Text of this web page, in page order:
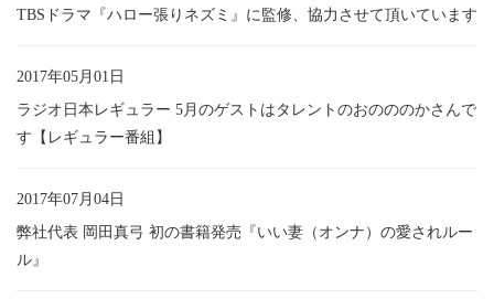
TBSドラマ『ハロー張りネズミ』に監修、協力させて頂いています
2017年05月01日
ラジオ日本レギュラー 5月のゲストはタレントのおのののかさんで
す【レギュラー番組】
2017年07月04日
弊社代表 岡田真弓 初の書籍発売『いい妻（オンナ）の愛されルー
ル』